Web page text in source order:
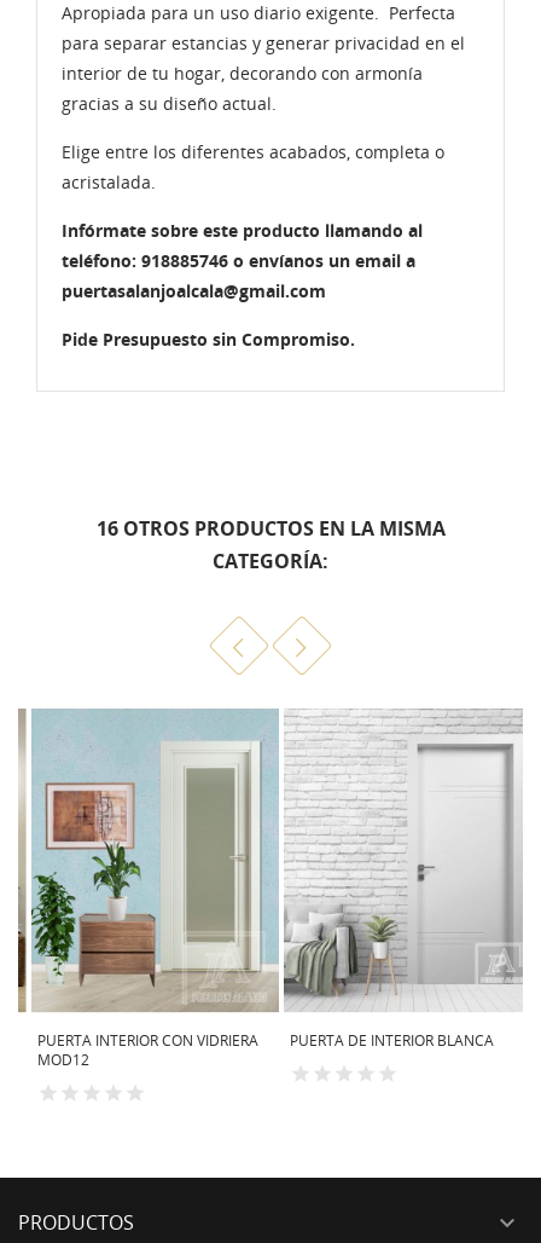
Apropiada para un uso diario exigente. Perfecta
para separar estancias y generar privacidad en el
interior de tu hogar, decorando con armonía
gracias a su diseño actual.
Elige entre los diferentes acabados, completa o
acristalada.
Infórmate sobre este producto llamando al
teléfono: 918885746 o envíanos un email a
puertasalanjoalcala@gmail.com
Pide Presupuesto sin Compromiso.
16 OTROS PRODUCTOS EN LA MISMA
CATEGORÍA:
PUERTA INTERIOR CON VIDRIERA
MOD12
PUERTA DE INTERIOR BLANCA
PRODUCTOS 